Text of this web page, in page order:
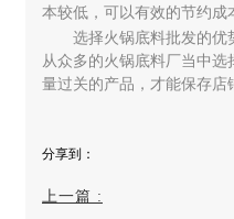
本较低，可以有效的节约成
选择火锅底料批发的优
从众多的火锅底料厂当中
量过关的产品，才能保存店
上一篇 :